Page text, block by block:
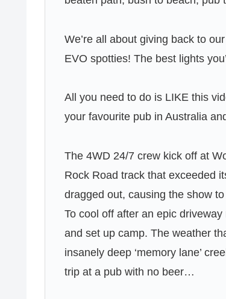
We’re all about giving back to
EVO spotties! The best lights
All you need to do is LIKE this
your favourite pub in Australia
The 4WD 24/7 crew kick off at
Rock Road track that exceeded
dragged out, causing the show
To cool off after an epic
and set up camp. The weather
insanely deep ‘memory lane’
trip at a pub with no beer…